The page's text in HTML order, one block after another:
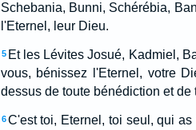
Schebania, Bunni, Schérébia,
l'Eternel, leur Dieu.
5 Et les Lévites Josué, Kadmiel,
vous, bénissez l'Eternel, votre
dessus de toute bénédiction et de
6 C'est toi, Eternel, toi seul, qui